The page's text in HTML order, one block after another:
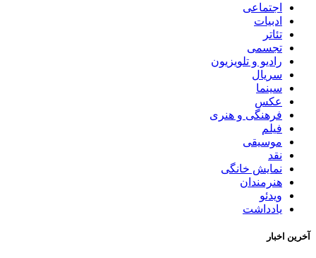
اجتماعی
ادبیات
تئاتر
تجسمی
رادیو و تلویزیون
سریال
سینما
عکس
فرهنگی و هنری
فیلم
موسیقی
نقد
نمایش خانگی
هنرمندان
ویدئو
یادداشت
آخرین اخبار